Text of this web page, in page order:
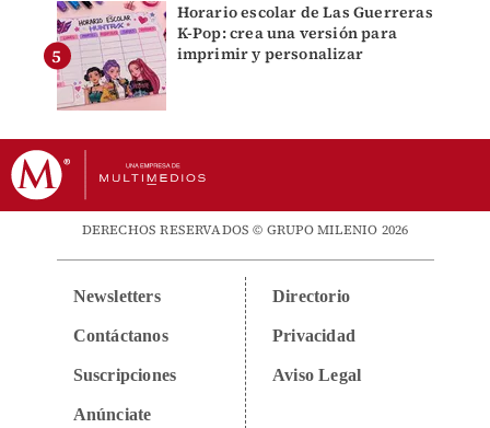
Horario escolar de Las Guerreras
K-Pop: crea una versión para
imprimir y personalizar
DERECHOS RESERVADOS © GRUPO MILENIO 2026
Newsletters
Contáctanos
Suscripciones
Anúnciate
Directorio
Privacidad
Aviso Legal